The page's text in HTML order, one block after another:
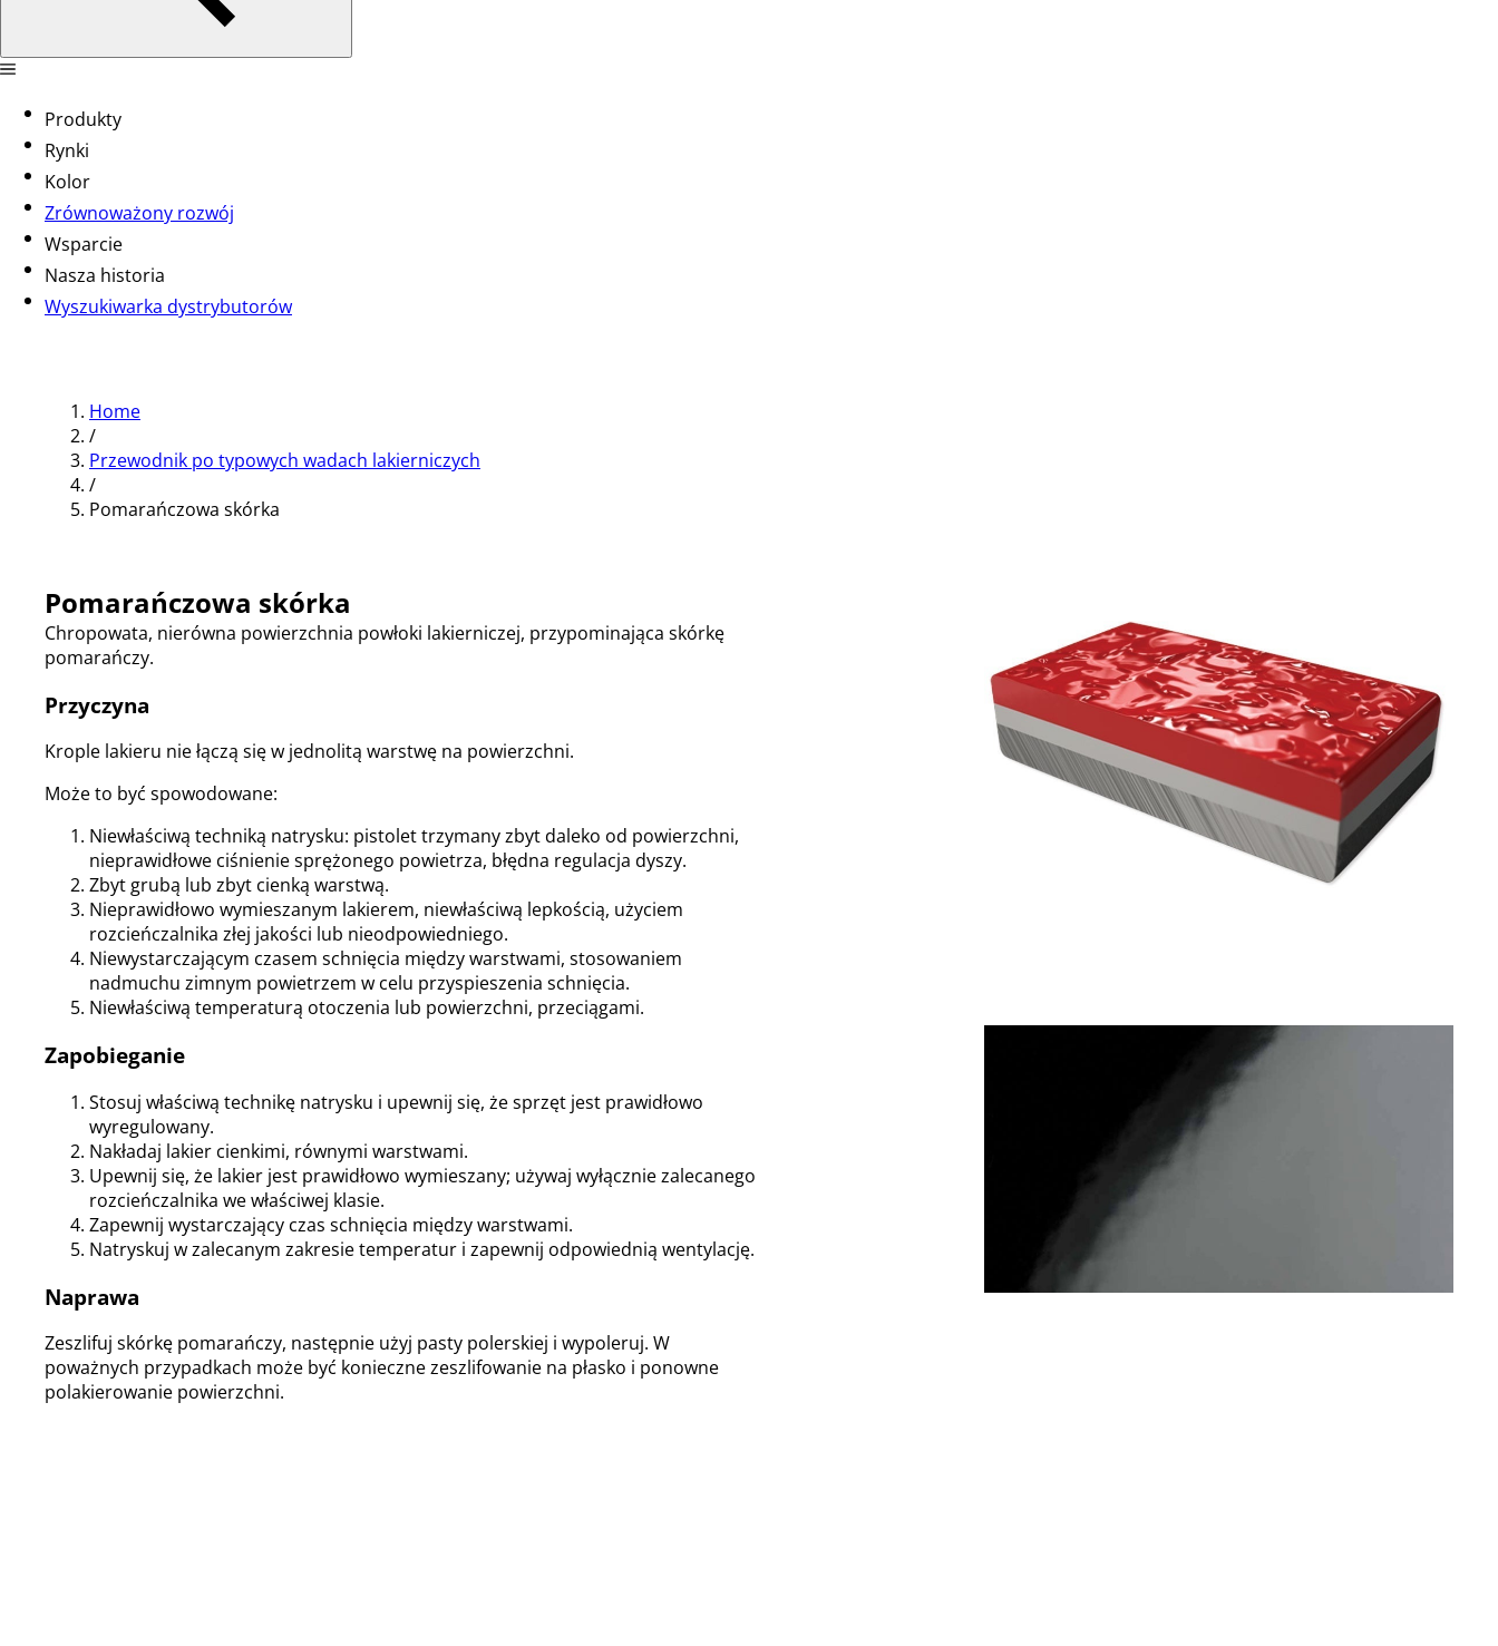
Produkty
Rynki
Kolor
Zrównoważony rozwój
Wsparcie
Nasza historia
Wyszukiwarka dystrybutorów
Home
/
Przewodnik po typowych wadach lakierniczych
/
Pomarańczowa skórka
Pomarańczowa skórka
Chropowata, nierówna powierzchnia powłoki lakierniczej, przypominająca skórkę
pomarańczy.
Przyczyna
Krople lakieru nie łączą się w jednolitą warstwę na powierzchni.
Może to być spowodowane:
Niewłaściwą techniką natrysku: pistolet trzymany zbyt daleko od powierzchni,
nieprawidłowe ciśnienie sprężonego powietrza, błędna regulacja dyszy.
Zbyt grubą lub zbyt cienką warstwą.
Nieprawidłowo wymieszanym lakierem, niewłaściwą lepkością, użyciem
rozcieńczalnika złej jakości lub nieodpowiedniego.
Niewystarczającym czasem schnięcia między warstwami, stosowaniem
nadmuchu zimnym powietrzem w celu przyspieszenia schnięcia.
Niewłaściwą temperaturą otoczenia lub powierzchni, przeciągami.
Zapobieganie
Stosuj właściwą technikę natrysku i upewnij się, że sprzęt jest prawidłowo
wyregulowany.
Nakładaj lakier cienkimi, równymi warstwami.
Upewnij się, że lakier jest prawidłowo wymieszany; używaj wyłącznie zalecanego
rozcieńczalnika we właściwej klasie.
Zapewnij wystarczający czas schnięcia między warstwami.
Natryskuj w zalecanym zakresie temperatur i zapewnij odpowiednią wentylację.
Naprawa
Zeszlifuj skórkę pomarańczy, następnie użyj pasty polerskiej i wypoleruj. W
poważnych przypadkach może być konieczne zeszlifowanie na płasko i ponowne
polakierowanie powierzchni.